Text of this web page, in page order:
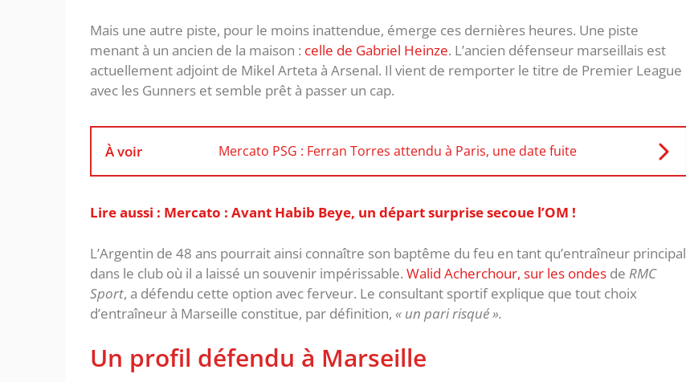
Mais une autre piste, pour le moins inattendue, émerge ces dernières heures. Une piste
menant à un ancien de la maison : celle de Gabriel Heinze. L’ancien défenseur marseillais est
actuellement adjoint de Mikel Arteta à Arsenal. Il vient de remporter le titre de Premier League
avec les Gunners et semble prêt à passer un cap.
À voir Mercato PSG : Ferran Torres attendu à Paris, une date fuite
Lire aussi : Mercato : Avant Habib Beye, un départ surprise secoue l’OM !
L’Argentin de 48 ans pourrait ainsi connaître son baptême du feu en tant qu’entraîneur principal
dans le club où il a laissé un souvenir impérissable. Walid Acherchour, sur les ondes de RMC
Sport, a défendu cette option avec ferveur. Le consultant sportif explique que tout choix
d’entraîneur à Marseille constitue, par définition, « un pari risqué ».
Un profil défendu à Marseille